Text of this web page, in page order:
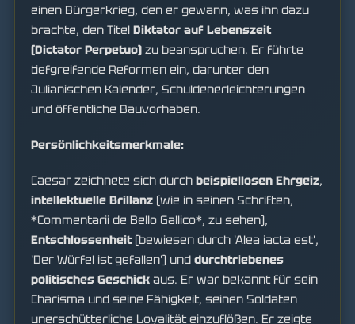
einen Bürgerkrieg, den er gewann, was ihn dazu
brachte, den Titel Diktator auf Lebenszeit
(Dictator Perpetuo) zu beanspruchen. Er führte
tiefgreifende Reformen ein, darunter den
Julianischen Kalender, Schuldenerleichterungen
und öffentliche Bauvorhaben.
Persönlichkeitsmerkmale:
Caesar zeichnete sich durch beispiellosen Ehrgeiz,
intellektuelle Brillanz (wie in seinen Schriften,
*Commentarii de Bello Gallico*, zu sehen),
Entschlossenheit(bewiesen durch 'Alea iacta est',
'Der Würfel ist gefallen') und durchtriebenes
politisches Geschick aus. Er war bekannt für sein
Charisma und seine Fähigkeit, seinen Soldaten
unerschütterliche Loyalität einzuflößen. Er zeigte